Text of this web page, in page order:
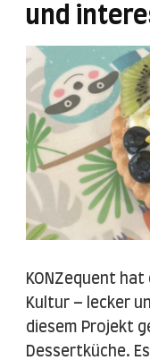
und
KONZequent
Kultur – lecker
diesem Projekt
Dessertküche.